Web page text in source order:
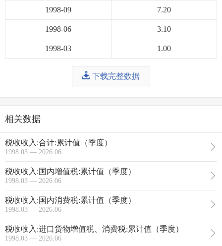
1998-09 7.20
1998-06 3.10
1998-03 1.00
下载完整数据
相关数据
税收收入:合计:累计值（季度）
1998.03 — 2026.06
税收收入:国内增值税:累计值（季度）
1998.03 — 2026.06
税收收入:国内消费税:累计值（季度）
1998.03 — 2026.06
税收收入:进口货物增值税、消费税:累计值（季度）
1998.03 — 2026.06